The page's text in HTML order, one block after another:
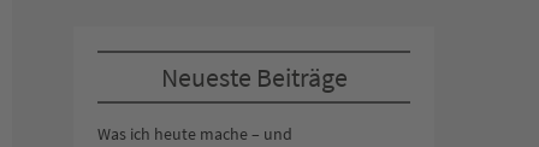
Neueste Beiträge
Was ich heute mache – und